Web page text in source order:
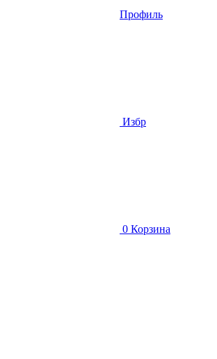
Профиль
Избр
0 Корзина